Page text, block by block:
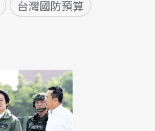
台灣國防預算